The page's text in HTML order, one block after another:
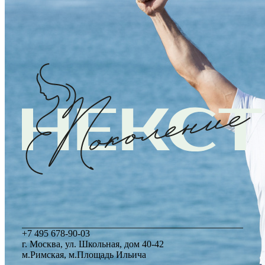
Маммолог
Полезные статьи и видео
+7 495 678-90-03
г. Москва, ул. Школьная, дом 40-42
м.Римская, м.Площадь Ильича